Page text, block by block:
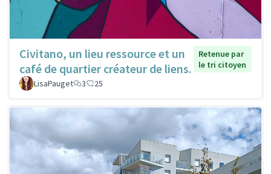
Civitano, un lieu ressource et un
café de quartier créateur de liens.
Retenue par
le tri citoyen
LisaPauget
3 25